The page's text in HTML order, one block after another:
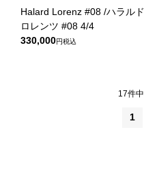
Halard Lorenz #08 /ハラルド
ロレンツ #08 4/4
330,000
税込
17件中
1